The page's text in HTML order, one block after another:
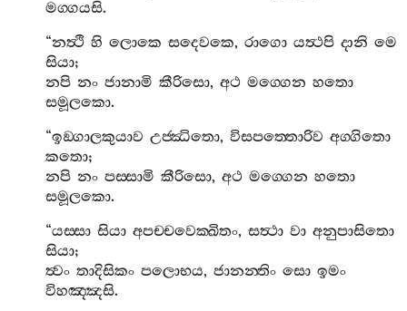
මග‍්ගයසි.
“නත්‍ථි හි ලොකෙ සදෙවකෙ,රාගො යත්‍ථපි දානි මෙ
සියා;
නපි නං ජානාමි කීරිසො,අථ මග‍්ගෙන හතො
සමූලකො.
“ඉඞ‍්ගාලකුයාව උජ‍්ඣිතො,විසපත‍්තොරිව අග‍්ගිතො
කතො;
නපි නං පස‍්සාමි කීරිසො,අථ මග‍්ගෙන හතො
සමූලකො.
“යස‍්සා සියා අපච‍්චවෙක‍්ඛිතං,සත්‍ථා වා අනුපාසිතො
සියා;
ත්‍වං තාදිසිකං පලොභය,ජානන‍්තිං සො ඉමං
විහඤ‍්ඤසි.